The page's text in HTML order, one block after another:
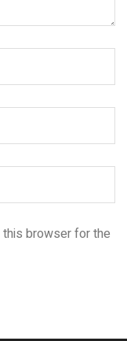
this browser for the